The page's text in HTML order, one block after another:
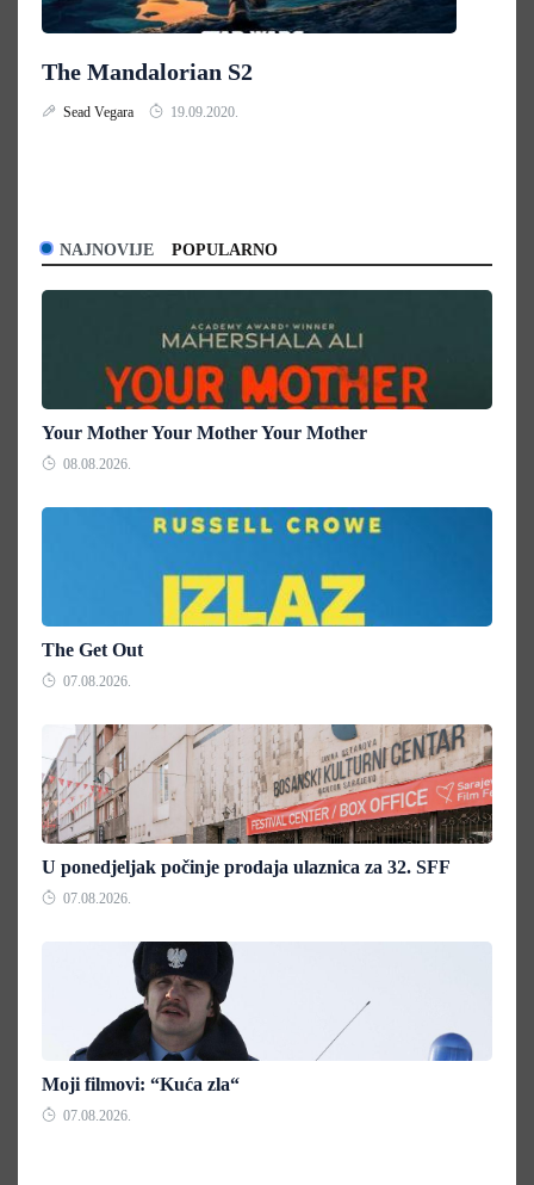
The Mandalorian S2
Sead Vegara 19.09.2020.
NAJNOVIJE POPULARNO
Your Mother Your Mother Your Mother
08.08.2026.
The Get Out
07.08.2026.
U ponedjeljak počinje prodaja ulaznica za 32. SFF
07.08.2026.
Moji filmovi: “Kuća zla“
07.08.2026.